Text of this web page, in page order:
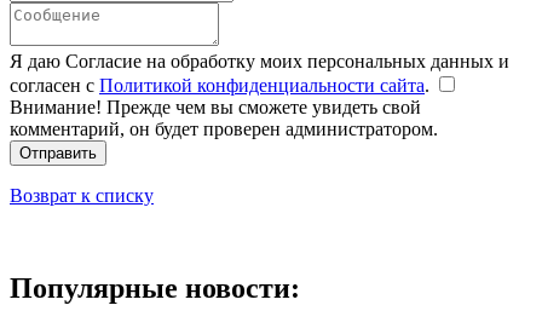
Я даю Согласие на обработку моих персональных данных и
согласен с Политикой конфиденциальности сайта.
Внимание! Прежде чем вы сможете увидеть свой
комментарий, он будет проверен администратором.
Отправить
Возврат к списку
Популярные новости: